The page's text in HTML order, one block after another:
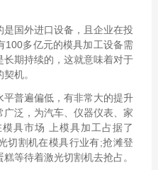
国外进口设备，且企业在投
100多亿元的模具加工设备需
期持续的，这就意味着对于
机。
平普遍偏低，有非常大的提升
泛，为汽车、仪器仪表、家
具市场 上模具加工占据了
切割机在模具行业有;抢滩登
等待着激光切割机去抢占。